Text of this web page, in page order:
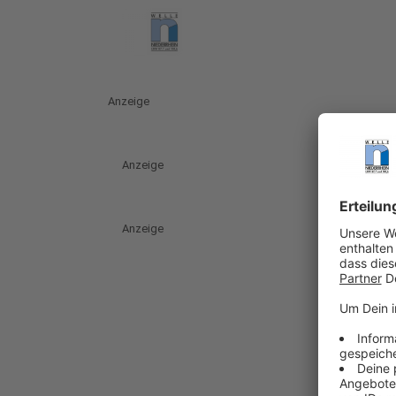
Anzeige
Anzeige
Anzeige